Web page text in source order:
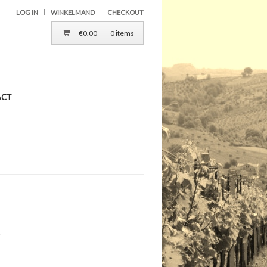
LOG IN WINKELMAND CHECKOUT
€0.00 0 items